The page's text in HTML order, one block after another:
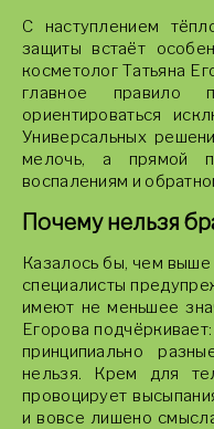
С наступлением
защиты встаёт
косметолог Татьяна
главное
ориентироваться
Универсальных
мелочь, а прямой
воспалениям и
Почему нельзя
Казалось бы, чем
специалисты
имеют не меньшее
Егорова
принципиально
нельзя. Крем для
провоцирует
и вовсе лишено